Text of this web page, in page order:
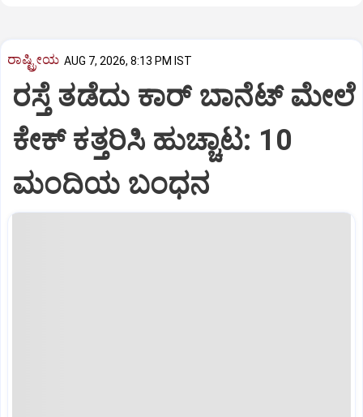
ರಾಷ್ಟ್ರೀಯ AUG 7, 2026, 8:13 PM IST
ರಸ್ತೆ ತಡೆದು ಕಾರ್ ಬಾನೆಟ್ ಮೇಲೆ
ಕೇಕ್ ಕತ್ತರಿಸಿ ಹುಚ್ಚಾಟ: 10
ಮಂದಿಯ ಬಂಧನ